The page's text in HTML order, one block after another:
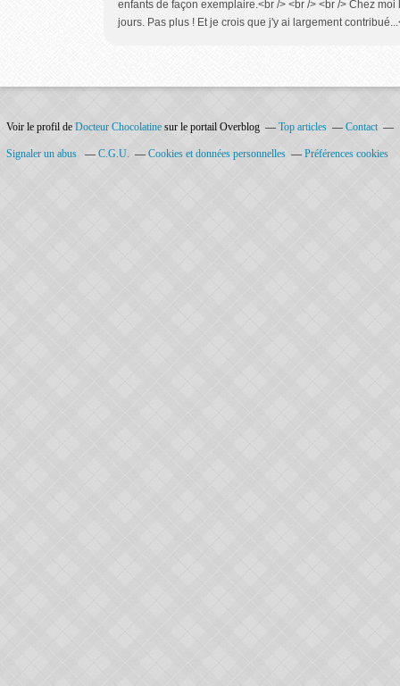
enfants de façon exemplaire.<br /> <br /> <br /> Chez
jours. Pas plus ! Et je crois que j'y ai largement
Voir le profil de Docteur Chocolatine sur le portail Overblog Top articles Contact
Signaler un abus C.G.U. Cookies et données personnelles Préférences cookies